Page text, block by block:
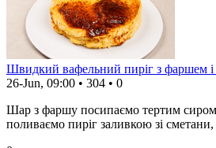
Швидкий вафельний пиріг з фаршем
26-Jun, 09:00 • 304 • 0
Шар з фаршу посипаємо тертим
поливаємо пиріг заливкою зі сметани,